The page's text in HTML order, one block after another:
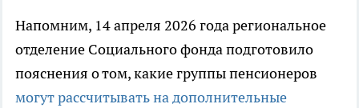
Напомним, 14 апреля 2026 года региональное
отделение Социального фонда подготовило
пояснения о том, какие группы пенсионеров
могут рассчитывать на дополнительные